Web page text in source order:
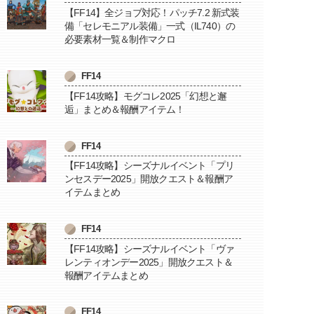
【FF14】全ジョブ対応！パッチ7.2 新式装
備「セレモニアル装備」一式（IL740）の
必要素材一覧＆制作マクロ
FF14
【FF14攻略】モグコレ2025「幻想と邂
逅」まとめ＆報酬アイテム！
FF14
【FF14攻略】シーズナルイベント「プリ
ンセスデー2025」開放クエスト＆報酬ア
イテムまとめ
FF14
【FF14攻略】シーズナルイベント「ヴァ
レンティオンデー2025」開放クエスト＆
報酬アイテムまとめ